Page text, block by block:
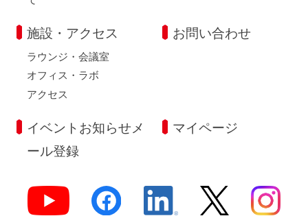
施設・アクセス
ラウンジ・会議室
オフィス・ラボ
アクセス
お問い合わせ
イベントお知らせメ
ール登録
マイページ